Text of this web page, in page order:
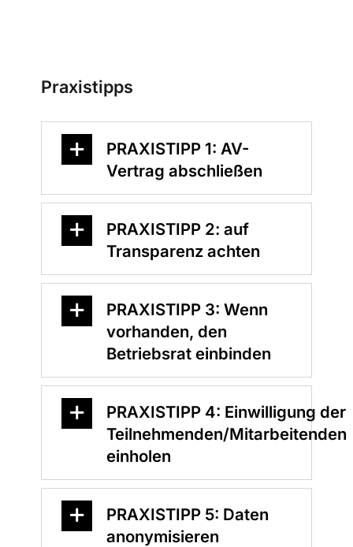
Praxistipps
PRAXISTIPP 1: AV-
Vertrag abschließen
PRAXISTIPP 2: auf
Transparenz achten
PRAXISTIPP 3: Wenn
vorhanden, den
Betriebsrat einbinden
PRAXISTIPP 4: Einwilligung der
Teilnehmenden/Mitarbeitenden
einholen
PRAXISTIPP 5: Daten
anonymisieren